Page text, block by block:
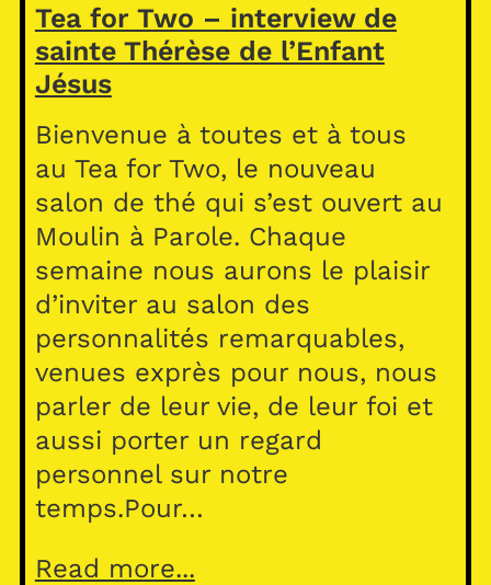
Tea for Two – interview de
sainte Thérèse de l’Enfant
Jésus
Bienvenue à toutes et à tous
au Tea for Two, le nouveau
salon de thé qui s’est ouvert au
Moulin à Parole. Chaque
semaine nous aurons le plaisir
d’inviter au salon des
personnalités remarquables,
venues exprès pour nous, nous
parler de leur vie, de leur foi et
aussi porter un regard
personnel sur notre
temps.Pour…
Read more...